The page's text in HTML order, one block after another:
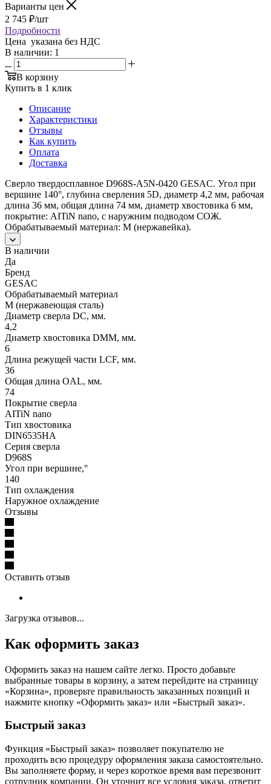
Варианты цен
2 745 ₽/шт
Подробности
Цена указана без НДС
В наличии: 1
В корзину
Купить в 1 клик
Описание
Характеристики
Отзывы
Как купить
Оплата
Доставка
Сверло твердосплавное D968S-A5N-0420 GESAC. Угол при
вершине 140°, глубина сверления 5D, диаметр 4,2 мм, рабочая
длина 36 мм, общая длина 74 мм, диаметр хвостовика 6 мм,
покрытие: AITiN nano, с наружним подводом СОЖ.
Обрабатываемый материал: M (нержавейка).
В наличии
Да
Бренд
GESAC
Обрабатываемый материал
M (нержавеющая сталь)
Диаметр сверла DC, мм.
4,2
Диаметр хвостовика DMM, мм.
6
Длина режущей части LСF, мм.
36
Общая длина OAL, мм.
74
Покрытие сверла
AITiN nano
Тип хвостовика
DIN6535HA
Серия сверла
D968S
Угол при вершине,°
140
Тип охлаждения
Наружное охлаждение
Отзывы
Оставить отзыв
Загрузка отзывов...
Как оформить заказ
Оформить заказ на нашем сайте легко. Просто добавьте
выбранные товары в корзину, а затем перейдите на страницу
«Корзина», проверьте правильность заказанных позиций и
нажмите кнопку «Оформить заказ» или «Быстрый заказ».
Быстрый заказ
Функция «Быстрый заказ» позволяет покупателю не
проходить всю процедуру оформления заказа самостоятельно.
Вы заполняете форму, и через короткое время вам перезвонит
сотрудник компании. Он уточнит все условия заказа, ответит